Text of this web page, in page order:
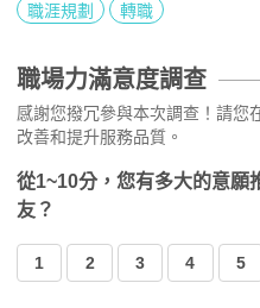
職涯規劃 轉職
職場力滿意度調查
感謝您撥冗參與本次調查！請您
改善和提升服務品質。
從1~10分，您有多大的意願
友？
1 2 3 4 5